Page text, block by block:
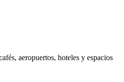
aeropuertos, hoteles y espacios